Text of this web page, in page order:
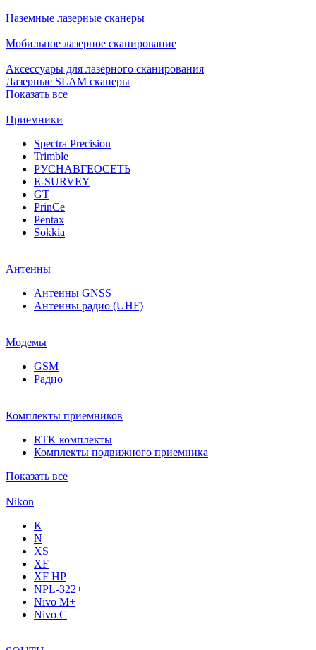
Наземные лазерные сканеры
Мобильное лазерное сканирование
Аксессуары для лазерного сканирования
Лазерные SLAM сканеры
Показать все
Приемники
Spectra Precision
Trimble
РУСНАВГЕОСЕТЬ
E-SURVEY
GT
PrinCe
Pentax
Sokkia
Антенны
Антенны GNSS
Антенны радио (UHF)
Модемы
GSM
Радио
Комплекты приемников
RTK комплекты
Комплекты подвижного приемника
Показать все
Nikon
K
N
XS
XF
XF НР
NPL-322+
Nivo M+
Nivo C